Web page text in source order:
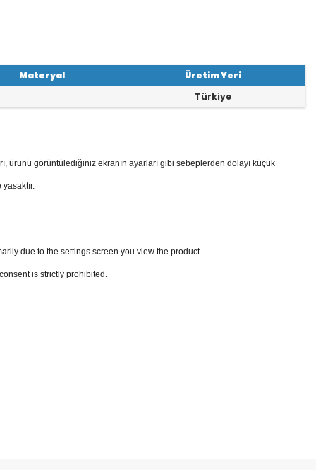
Materyal
Üretim Yeri
Türkiye
ürünü görüntülediğiniz ekranın ayarları gibi sebeplerden dolayı küçük
due to the settings screen you view the product.
is strictly prohibited.